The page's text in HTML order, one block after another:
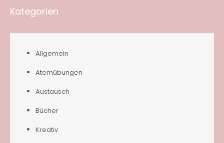
Kategorien
Allgemein
Atemübungen
Austausch
Bücher
Kreativ